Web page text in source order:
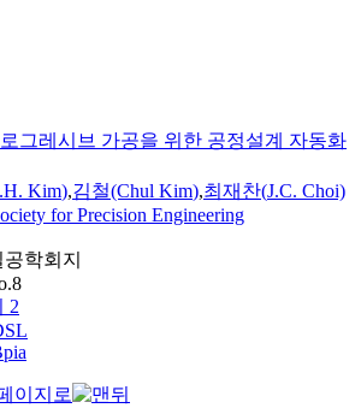
그레시브 가공을 위한 공정설계 자동화
H. Kim),김철(Chul Kim),최재찬(J.C. Choi)
for Precision Engineering
학회지
2